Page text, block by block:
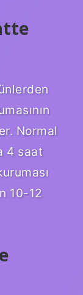
Normal
4 saat
10-12